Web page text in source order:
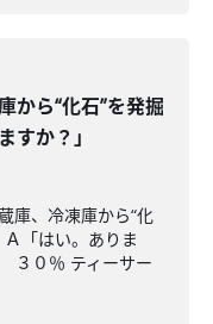
から“化石”を発掘
すか？」
庫、冷凍庫から“化
「はい。ありま
％ ティーサー